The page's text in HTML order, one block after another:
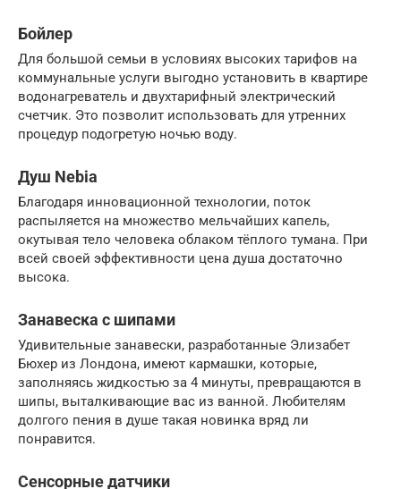
Бойлер
Для большой семьи в условиях высоких тарифов на
коммунальные услуги выгодно установить в квартире
водонагреватель и двухтарифный электрический
счетчик. Это позволит использовать для утренних
процедур подогретую ночью воду.
Душ Nebia
Благодаря инновационной технологии, поток
распыляется на множество мельчайших капель,
окутывая тело человека облаком тёплого тумана. При
всей своей эффективности цена душа достаточно
высока.
Занавеска с шипами
Удивительные занавески, разработанные Элизабет
Бюхер из Лондона, имеют кармашки, которые,
заполняясь жидкостью за 4 минуты, превращаются в
шипы, выталкивающие вас из ванной. Любителям
долгого пения в душе такая новинка вряд ли
понравится.
Сенсорные датчики